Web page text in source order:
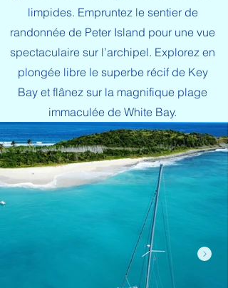
limpides. Empruntez le sentier de
randonnée de Peter Island pour une vue
spectaculaire sur l’archipel. Explorez en
plongée libre le superbe récif de Key
Bay et flânez sur la magnifique plage
immaculée de White Bay.